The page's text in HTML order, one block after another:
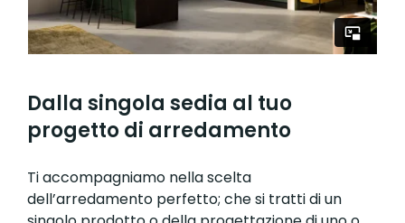
Dalla singola sedia al tuo
progetto di arredamento
Ti accompagniamo nella scelta
dell’arredamento perfetto; che si tratti di un